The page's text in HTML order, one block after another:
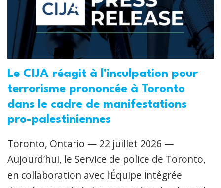
Le CIJA réagit à l'inculpation pour
terrorisme prononcée à Toronto
dans le cadre de manifestations
pro-palestiniennes
Toronto, Ontario — 22 juillet 2026 —
Aujourd’hui, le Service de police de Toronto,
en collaboration avec l’Équipe intégrée